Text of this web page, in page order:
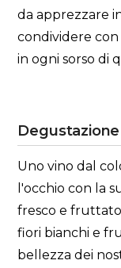
da apprezzare
condividere con
in ogni sorso di
Degustazione
Uno vino dal
l'occhio con la
fresco e
fiori bianchi e
bellezza dei